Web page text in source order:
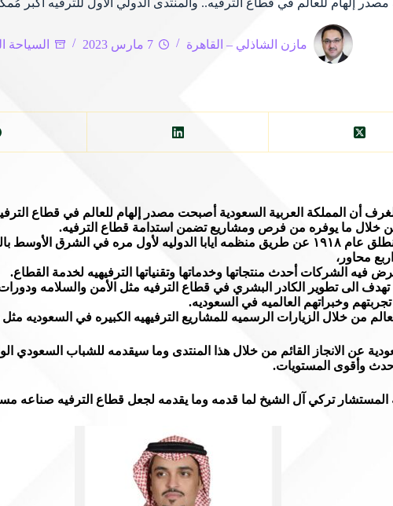
مصدر إلهام للعالم في قطاع الترفيه.. والمنتدى الدولي الأول للترفيه أكبر
مازن الشاذلي – القاهرة 7 مارس 2023 السياحة
أن المملكة العربية السعودية أصبحت مصدر إلهام للعالم في قطاع
من خلال ما يوفره من فرص ومشاريع تضمن استدامة قطاع الترفيه.
وقال الوليد البلطان ان المنتدى الدولي للترفيه انطلق عام ١٩١٨ عن طريق منظمه ايابا الدوليه
محاور،
الشركات أحدث منتجاتها وخدماتها وتقنياتها الترفيهيه لخدمة القطاع.
الى تطوير الكادر البشري في قطاع الترفيه مثل الأمن والسلامه ودورات
وخبراتهم العالميه في السعوديه.
من خلال الزيارات الرسميه للمشاريع الترفيهيه الكبيره في السعوديه
عن الانجاز القائم من خلال هذا المنتدى وما سيقدمه للشباب
وأقوى المستويات.
المستشار تركي آل الشيخ لما قدمه وما يقدمه لجعل قطاع الترفيه صناعه